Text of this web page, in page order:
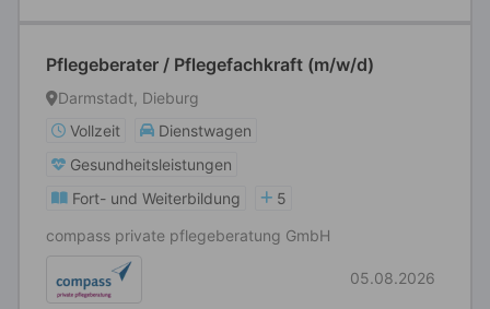
Pflegeberater / Pflegefachkraft (m/w/d)
Darmstadt, Dieburg
Vollzeit
Dienstwagen
Gesundheitsleistungen
Fort- und Weiterbildung
5
compass private pflegeberatung GmbH
05.08.2026